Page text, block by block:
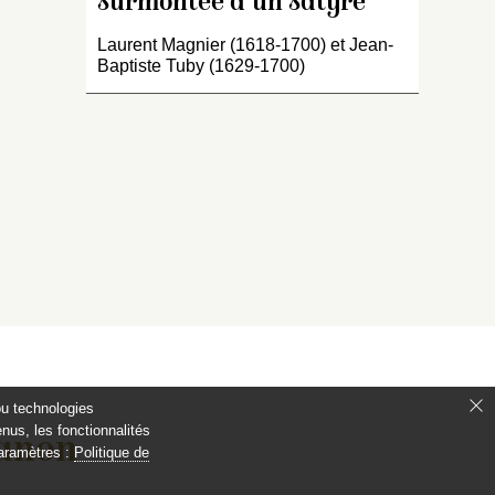
Laurent Magnier (1618-1700) et Jean-
Baptiste Tuby (1629-1700)
technologies
les fonctionnalités
: Politique de